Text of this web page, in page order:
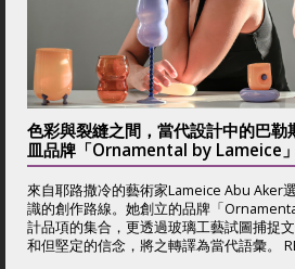
色彩與裂縫之間，當代設計中的巴勒
皿品牌「Ornamental by Lameice」
來自耶路撒冷的藝術家Lameice Abu Aker
識的創作路線。她創立的品牌「
計品項的集合，更透過玻璃工藝試圖捕捉
和但堅定的信念，將之轉譯為當代語彙。